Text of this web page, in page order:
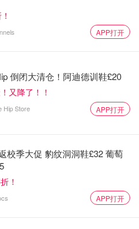
APP打开
倒闭大清仓！阿迪德训鞋£20
又降了！！
Hip Store APP打开
校季大促 豹纹洞洞鞋£32 葡萄
！
APP打开